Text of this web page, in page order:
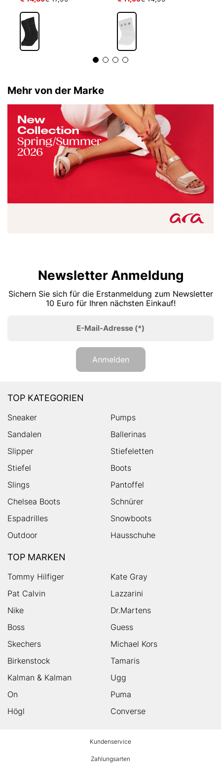
Mehr von der Marke
Newsletter Anmeldung
Sichern Sie sich für die Erstanmeldung zum Newsletter
10 Euro für Ihren nächsten Einkauf!
E-Mail-Adresse (*)
Anmelden
TOP KATEGORIEN
Sneaker
Pumps
Sandalen
Ballerinas
Slipper
Stiefeletten
Stiefel
Boots
Slings
Pantoffel
Chelsea Boots
Schnürer
Espadrilles
Snowboots
Outdoor
Hausschuhe
TOP MARKEN
Tommy Hilfiger
Kate Gray
Pat Calvin
Lazzarini
Nike
Dr.Martens
Boss
Guess
Skechers
Michael Kors
Birkenstock
Tamaris
Kalman & Kalman
Ugg
On
Puma
Högl
Converse
Kundenservice
Zahlungsarten